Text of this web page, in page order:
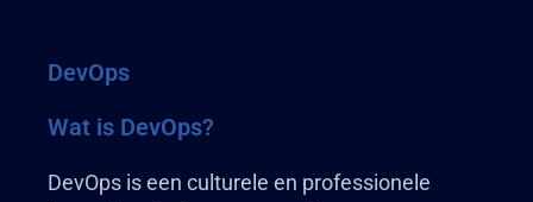
DevOps
Wat is DevOps?
DevOps is een culturele en professionele